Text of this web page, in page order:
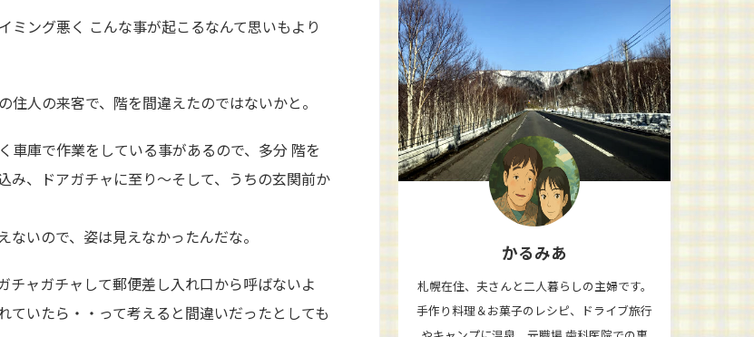
ング悪く こんな事が起こるなんて思いもより
人の来客で、階を間違えたのではないかと。
庫で作業をしている事があるので、多分 階を
み、ドアガチャに至り～そして、うちの玄関前か
いので、姿は見えなかったんだな。
チャガチャして郵便差し入れ口から呼ばないよ
いたら・・って考えると間違いだったとしても
かるみあ
札幌在住、夫さんと二人暮らしの主婦です。
手作り料理＆お菓子のレシピ、ドライブ旅行